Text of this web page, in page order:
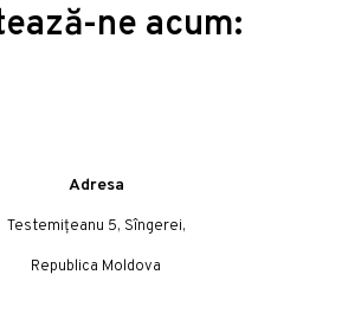
ne acum:
Adresa
Testemițeanu 5, Sîngerei,
Republica Moldova